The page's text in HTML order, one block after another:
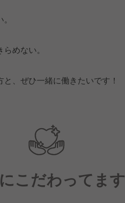
めない。
、ぜひ一緒に働きたいです！
こだわってます